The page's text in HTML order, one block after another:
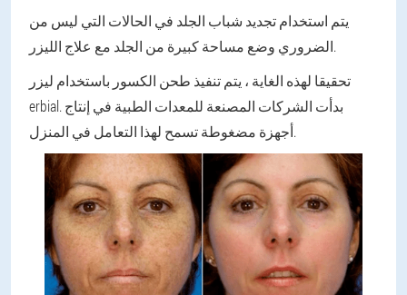
يتم استخدام تجديد شباب الجلد في الحالات التي ليس من
الضروري وضع مساحة كبيرة من الجلد مع علاج الليزر.
تحقيقا لهذه الغاية ، يتم تنفيذ طحن الكسور باستخدام ليزر
erbial. بدأت الشركات المصنعة للمعدات الطبية في إنتاج
أجهزة مضغوطة تسمح لهذا التعامل في المنزل.